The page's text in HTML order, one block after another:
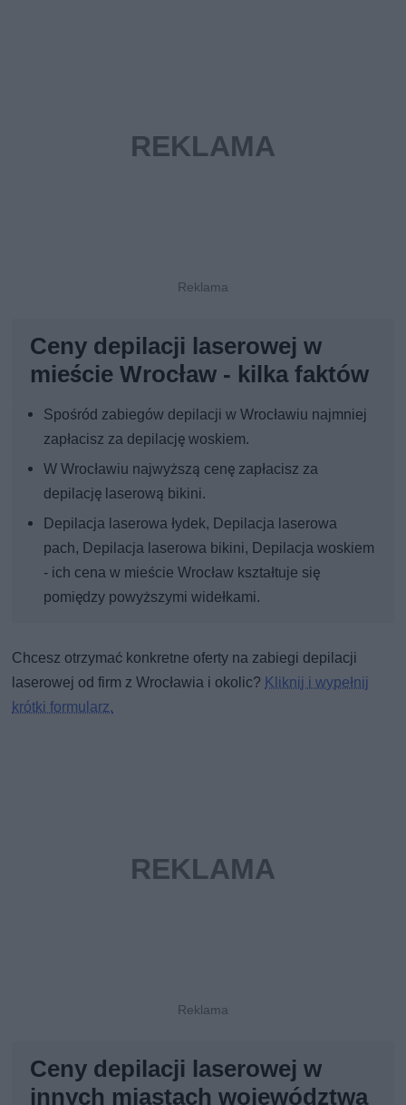
Ceny depilacji laserowej w
mieście Wrocław - kilka faktów
Spośród zabiegów depilacji w Wrocławiu najmniej
zapłacisz za depilację woskiem.
W Wrocławiu najwyższą cenę zapłacisz za
depilację laserową bikini.
Depilacja laserowa łydek, Depilacja laserowa
pach, Depilacja laserowa bikini, Depilacja woskiem
- ich cena w mieście Wrocław kształtuje się
pomiędzy powyższymi widełkami.
Chcesz otrzymać konkretne oferty na zabiegi depilacji
laserowej od firm z Wrocławia i okolic? Kliknij i wypełnij
krótki formularz.
Ceny depilacji laserowej w
innych miastach województwa